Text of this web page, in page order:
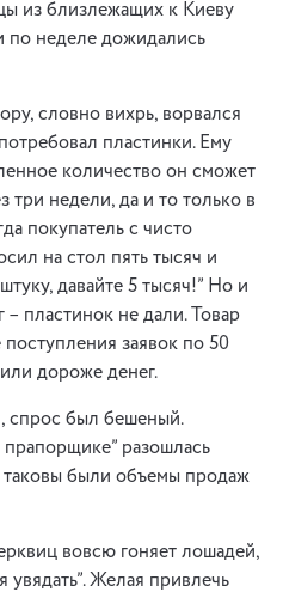
из близлежащих к Киеву
по неделе дожидались
словно вихрь, ворвался
пластинки. Ему
количество он сможет
три недели, да и то только в
покупатель с чисто
на стол пять тысяч и
давайте 5 тысяч!” Но и
пластинок не дали. Товар
заявок по 50
дороже денег.
спрос был бешеный.
разошлась
были объемы продаж
вовсю гоняет лошадей,
Желая привлечь